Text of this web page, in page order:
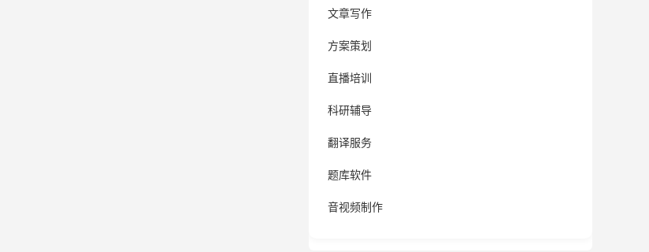
文章写作
方案策划
直播培训
科研辅导
翻译服务
题库软件
音视频制作